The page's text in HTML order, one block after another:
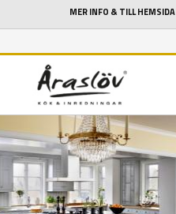
MER INFO & TILL HEMSIDA